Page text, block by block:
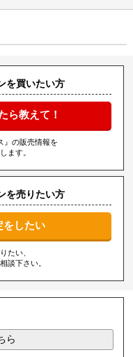
を買いたい方
ら教えて！
』の販売情報を
ます。
を売りたい方
をしたい
たい、
談下さい。
ら